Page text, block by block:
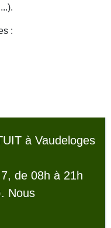
:
à Vaudeloges
de 08h à 21h
Nous